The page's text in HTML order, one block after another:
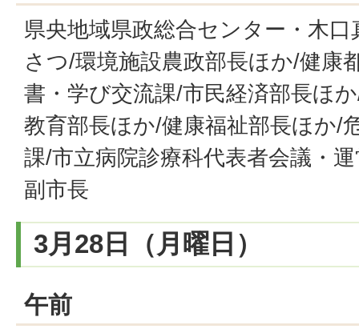
県央地域県政総合センター・木
さつ/環境施設農政部長ほか/健康
書・学び交流課/市民経済部長ほ
教育部長ほか/健康福祉部長ほか/
課/市立病院診療科代表者会議・
副市長
3月28日（月曜日）
午前